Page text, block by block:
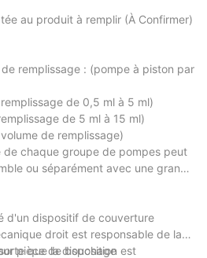
au produit à remplir (À Confirmer)
remplissage : (pompe à piston par
de 0,5 ml à 5 ​​ml)
de 5 ml à 15 ml)
de remplissage)
de chaque groupe de pompes peut
ou séparément avec une grande
d'un dispositif de couverture
droit est responsable de la
que la disposition est
pièce de bouchage